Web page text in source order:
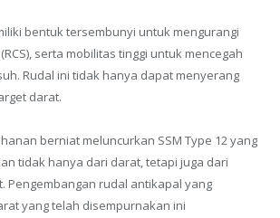
bentuk tersembunyi untuk mengurangi
(RCS), serta mobilitas tinggi untuk mencegah
Rudal ini tidak hanya dapat menyerang
darat.
berniat meluncurkan SSM Type 12 yang
tidak hanya dari darat, tetapi juga dari
Pengembangan rudal antikapal yang
yang telah disempurnakan ini